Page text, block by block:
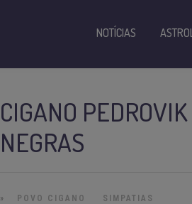
CIGANO
NEGRAS
» POVO CIGANO SIMPATIAS
NOTÍCIAS